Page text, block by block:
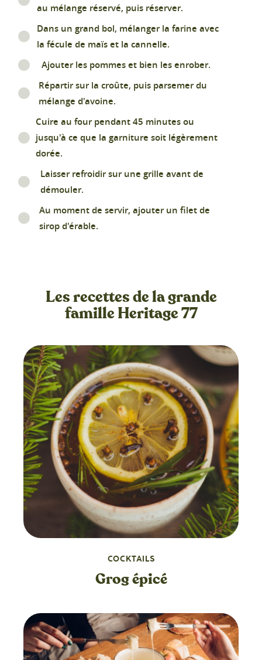
au mélange réservé, puis réserver.
Dans un grand bol, mélanger la farine avec
la fécule de maïs et la cannelle.
Ajouter les pommes et bien les enrober.
Répartir sur la croûte, puis parsemer du
mélange d'avoine.
Cuire au four pendant 45 minutes ou
jusqu'à ce que la garniture soit légèrement
dorée.
Laisser refroidir sur une grille avant de
démouler.
Au moment de servir, ajouter un filet de
sirop d'érable.
Les recettes de la grande
famille Heritage 77
COCKTAILS
Grog épicé